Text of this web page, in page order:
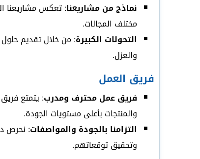
نماذج من مشاريعنا: تعكس مشاريعنا
مختلف المجالات.
التحولات الكبيرة: من خلال تقديم
والعزل.
فريق العمل
فريق عمل محترف ومدرب: يتمتع
والمنتجات بأعلى مستويات الجودة.
التزامنا بالجودة والمواصفات: نحرص
وتحقيق توقعاتهم.